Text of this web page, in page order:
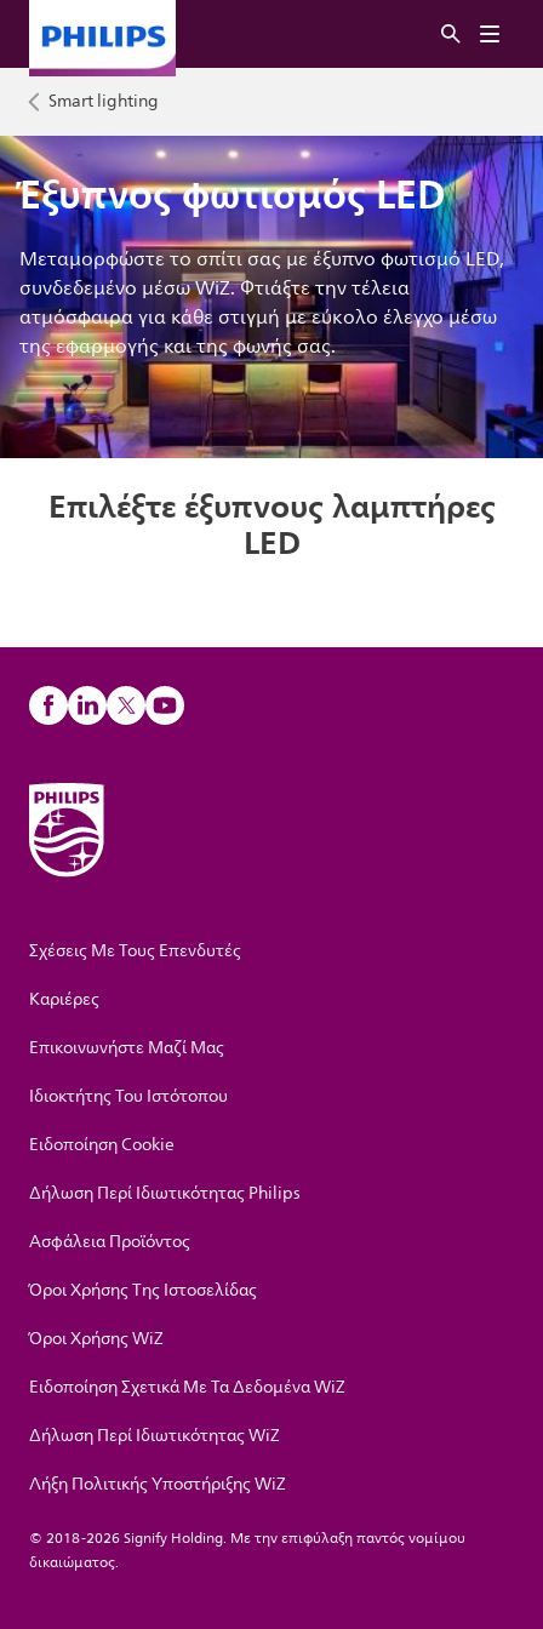
Smart lighting
Έξυπνος φωτισμός LED
Μεταμορφώστε το σπίτι σας με έξυπνο φωτισμό LED,
συνδεδεμένο μέσω WiZ. Φτιάξτε την τέλεια
ατμόσφαιρα για κάθε στιγμή με εύκολο έλεγχο μέσω
της εφαρμογής και της φωνής σας.
Επιλέξτε έξυπνους λαμπτήρες
LED
Σχέσεις Με Τους Επενδυτές
Καριέρες
Επικοινωνήστε Μαζί Μας
Ιδιοκτήτης Του Ιστότοπου
Ειδοποίηση Cookie
Δήλωση Περί Ιδιωτικότητας Philips
Ασφάλεια Προϊόντος
Όροι Χρήσης Της Ιστοσελίδας
Όροι Χρήσης WiZ
Ειδοποίηση Σχετικά Με Τα Δεδομένα WiZ
Δήλωση Περί Ιδιωτικότητας WiZ
Λήξη Πολιτικής Υποστήριξης WiZ
© 2018-2026 Signify Holding. Με την επιφύλαξη παντός νομίμου
δικαιώματος.